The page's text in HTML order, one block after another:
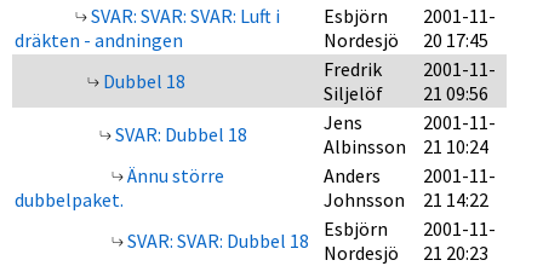
SVAR: SVAR: SVAR: Luft i
dräkten - andningen
Esbjörn
Nordesjö
2001-11-
20 17:45
Dubbel 18
Fredrik
Siljelöf
2001-11-
21 09:56
SVAR: Dubbel 18
Jens
Albinsson
2001-11-
21 10:24
Ännu större
dubbelpaket.
Anders
Johnsson
2001-11-
21 14:22
SVAR: SVAR: Dubbel 18
Esbjörn
Nordesjö
2001-11-
21 20:23